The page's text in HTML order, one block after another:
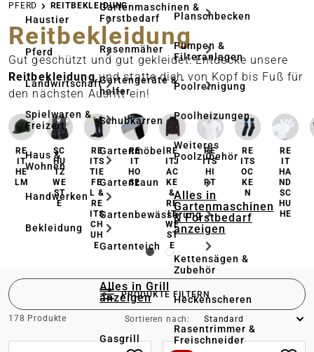
Haustier
Pferd
Landwirtschaft
Spielwaren &
Freizeit
Haus &
Wohnen
Handwerken
Bekleidung
Gartenmaschinen &
Forstbedarf
Rasenmäher
Gartengeräte & -
helfer
Schubkarren
Gartenmöbel
Gartenzaun
Gartenbewässerung
Gartenteich
Alles in Grill
anzeigen
Gasgrill
Planschbecken
Pumpen &
Filteranlagen
Poolreinigung
Poolheizungen
Weiteres
Poolzubehör
Alles in
Gartenmaschinen
& Forstbedarf
anzeigen
Kettensägen &
Zubehör
Heckenscheren
Rasentrimmer &
Freischneider
PFERD REITBEKLEIDUNG
Reitbekleidung
Gut geschützt und gut gekleidet: Entdecke unsere
Reitbekleidungund statte dich von Kopf bis Fuß für
den nächsten Ausritt ein!
RE
IT
HE
LM
SC
HU
TZ
WE
ST
E
RE
ITS
TIE
FE
L &
RE
ITS
CH
UH
E
RE
IT
HO
SE
RE
ITJ
AC
KE
&
RE
IT
WE
ST
E
RE
ITS
HI
RT
RE
ITS
OC
KE
N
RE
IT
HA
ND
SC
HU
HE
PRODUKTE FILTERN
178 Produkte Sortieren nach: